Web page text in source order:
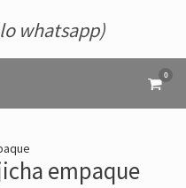
whatsapp)
Ver
el
0
empaque